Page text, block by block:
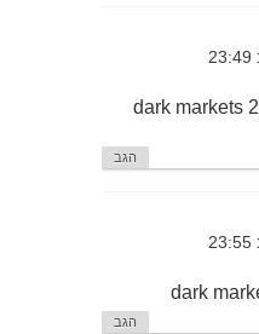
dark markets
הגב
dark
הגב